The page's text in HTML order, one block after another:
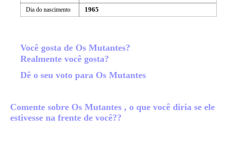
Dia do nascimento
1965
Você gosta de Os Mutantes?
Realmente você gosta?
Dê o seu voto para Os Mutantes
Comente sobre Os Mutantes , o que você diria se ele
estivesse na frente de você??